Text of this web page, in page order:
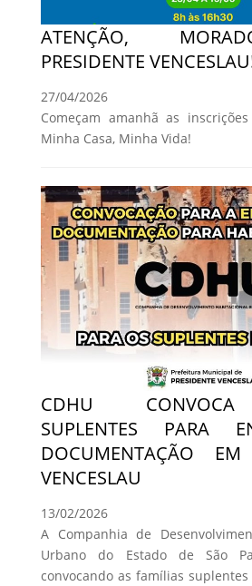
ATENÇÃO,
PRESIDENTE
27/04/2026
Começam amanhã as
Minha Casa, Minha Vida!
CDHU CONVOCA
SUPLENTES PARA
DOCUMENTAÇÃO EM
VENCESLAU
13/02/2026
A Companhia de
Urbano do Estado de São
convocando as famílias